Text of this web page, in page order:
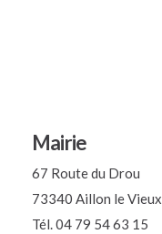
Mairie
67 Route du Drou
73340 Aillon le Vieux
Tél. 04 79 54 63 15